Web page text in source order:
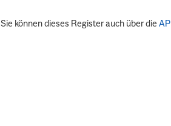
Sie können dieses Register auch über dieAPI